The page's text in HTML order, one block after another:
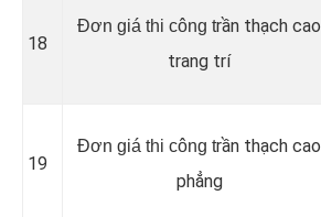
18
Đơn giá thi công trần thạch cao
trang trí
19
Đơn giá thi công trần thạch cao
phẳng